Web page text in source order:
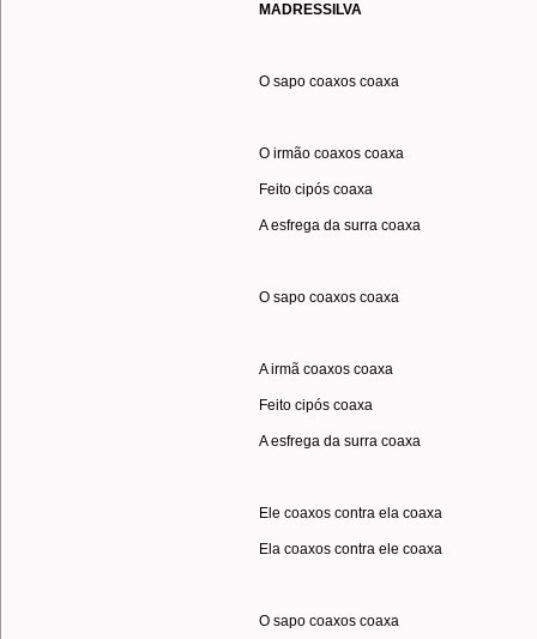
MADRESSILVA
O sapo coaxos coaxa
O irmão coaxos coaxa
Feito cipós coaxa
A esfrega da surra coaxa
O sapo coaxos coaxa
A irmã coaxos coaxa
Feito cipós coaxa
A esfrega da surra coaxa
Ele coaxos contra ela coaxa
Ela coaxos contra ele coaxa
O sapo coaxos coaxa